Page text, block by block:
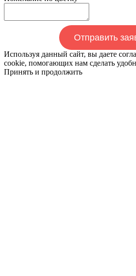
Отправить
Используя данный сайт, вы даете
cookie, помогающих нам сделать
Принять и продолжить